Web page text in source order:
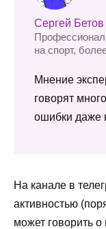
Сергей Бетов
на спорт,
Мнение
говорят
ошибки даже
На канале в
активностью
может говорить